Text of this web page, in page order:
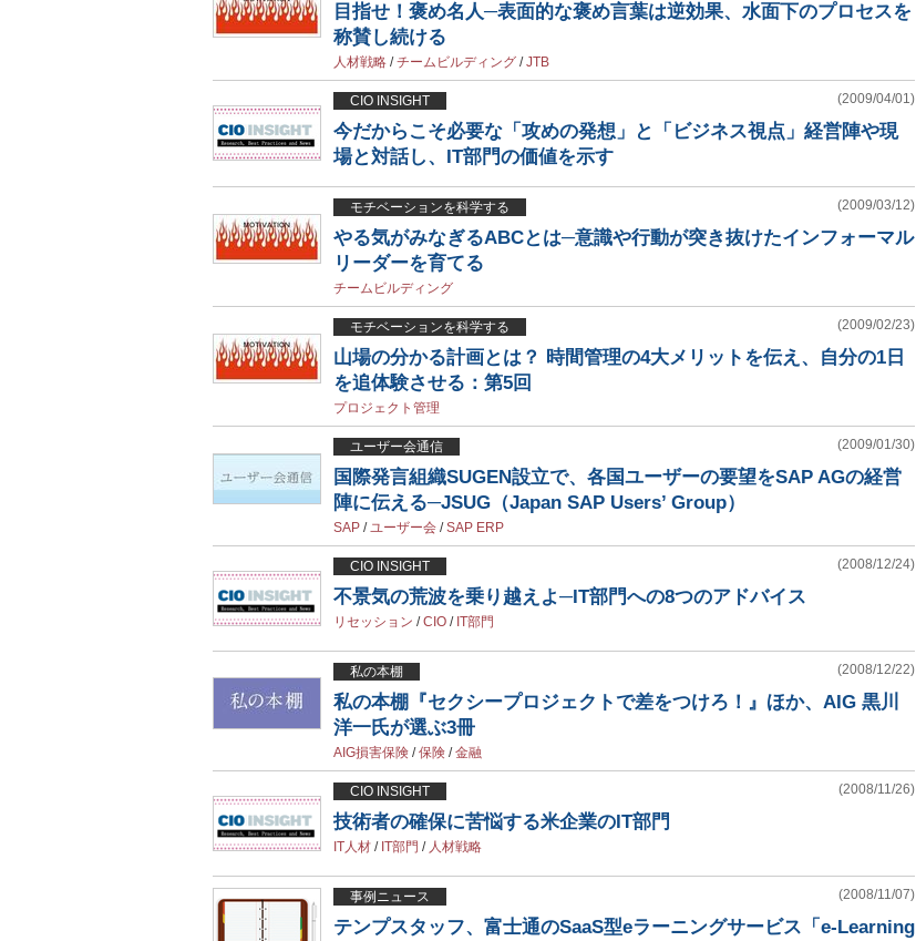
目指せ！褒め名人─表面的な褒め言葉は逆効果、水面下のプロセスを
称賛し続ける
人材戦略 /チームビルディング /JTB
CIO INSIGHT (2009/04/01)
今だからこそ必要な「攻めの発想」と「ビジネス視点」経営陣や現
場と対話し、IT部門の価値を示す
モチベーションを科学する (2009/03/12)
やる気がみなぎるABCとは─意識や行動が突き抜けたインフォーマル
リーダーを育てる
チームビルディング
モチベーションを科学する (2009/02/23)
山場の分かる計画とは？ 時間管理の4大メリットを伝え、自分の1日
を追体験させる：第5回
プロジェクト管理
ユーザー会通信 (2009/01/30)
国際発言組織SUGEN設立で、各国ユーザーの要望をSAP AGの経営
陣に伝える─JSUG（Japan SAP Users’ Group）
SAP /ユーザー会 /SAP ERP
CIO INSIGHT (2008/12/24)
不景気の荒波を乗り越えよ─IT部門への8つのアドバイス
リセッション /CIO / IT部門
私の本棚 (2008/12/22)
私の本棚『セクシープロジェクトで差をつけろ！』ほか、AIG 黒川
洋一氏が選ぶ3冊
AIG損害保険 /保険 /金融
CIO INSIGHT (2008/11/26)
技術者の確保に苦悩する米企業のIT部門
IT人材 / IT部門 / 人材戦略
事例ニュース (2008/11/07)
テンプスタッフ、富士通のSaaS型eラーニングサービス「e-Learning